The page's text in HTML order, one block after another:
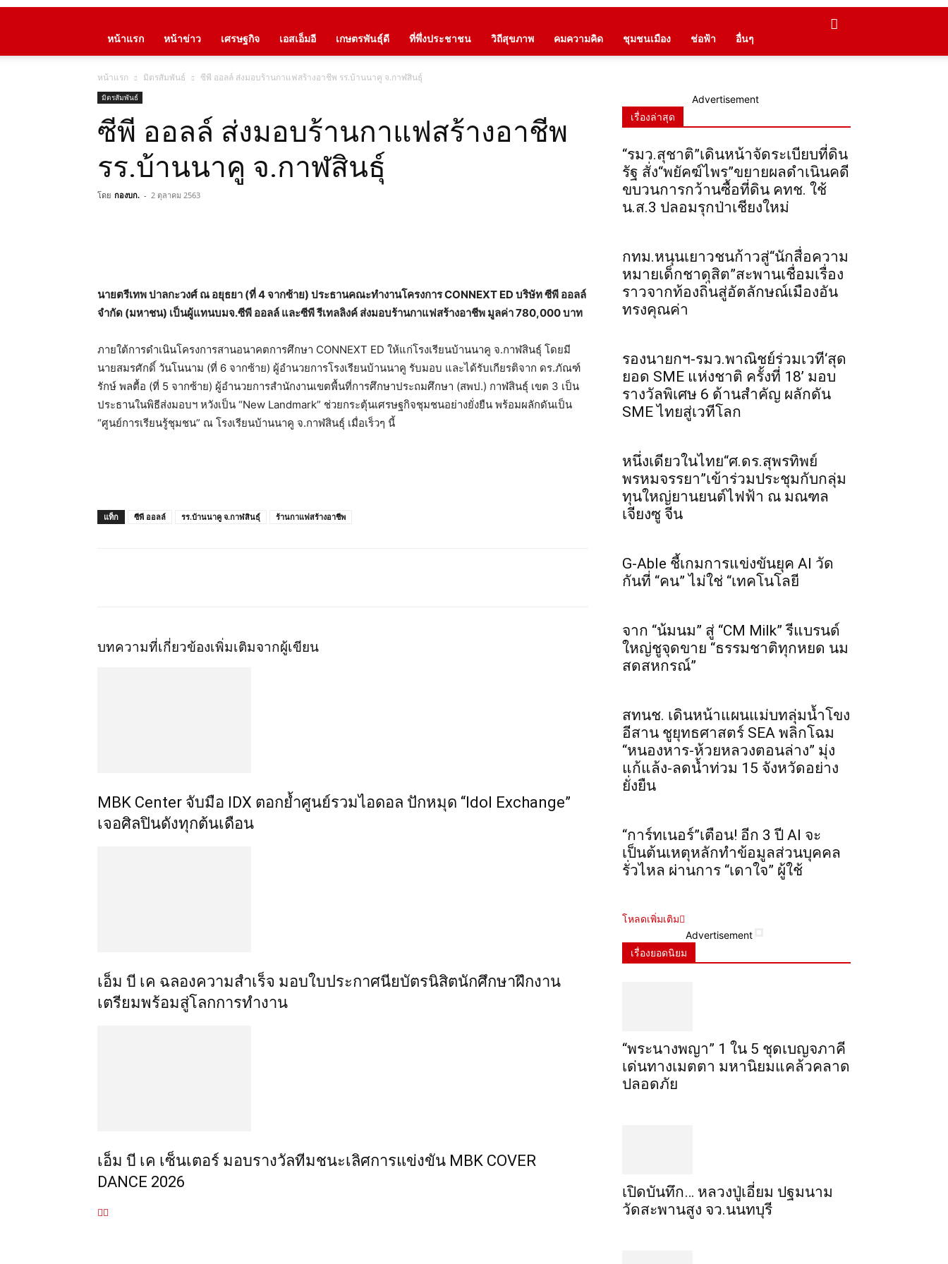
หน้าแรก หน้าข่าว เศรษฐกิจ เอสเอ็มอี เกษตรพันธุ์ดี ที่พึ่งประชาชน วิถีสุขภาพ คมความคิด ชุมชนเมือง ช่อฟ้า อื่นๆ
หน้าแรก มิตรสัมพันธ์ ซีพี ออลล์ ส่งมอบร้านกาแฟสร้างอาชีพ รร.บ้านนาคู จ.กาฬสินธุ์
มิตรสัมพันธ์
ซีพี ออลล์ ส่งมอบร้านกาแฟสร้างอาชีพ
รร.บ้านนาคู จ.กาฬสินธุ์
โดย กองบก. - 2 ตุลาคม 2563
นายตรีเทพ ปาลกะวงศ์ ณ อยุธยา (ที่ 4 จากซ้าย) ประธานคณะทำงานโครงการ CONNEXT ED บริษัท ซีพี ออลล์
จำกัด (มหาชน) เป็นผู้แทนบมจ.ซีพี ออลล์ และซีพี รีเทลลิงค์ ส่งมอบร้านกาแฟสร้างอาชีพ มูลค่า 780,000 บาท
ภายใต้การดำเนินโครงการสานอนาคตการศึกษา CONNEXT ED ให้แก่โรงเรียนบ้านนาคู จ.กาฬสินธุ์ โดยมี
นายสมรศักดิ์ วันโนนาม (ที่ 6 จากซ้าย) ผู้อำนวยการโรงเรียนบ้านนาคู รับมอบ และได้รับเกียรติจาก ดร.ภัณฑ์
รักษ์ พลตื้อ (ที่ 5 จากซ้าย) ผู้อำนวยการสำนักงานเขตพื้นที่การศึกษาประถมศึกษา (สพป.) กาฬสินธุ์ เขต 3 เป็น
ประธานในพิธีส่งมอบฯ หวังเป็น “New Landmark” ช่วยกระตุ้นเศรษฐกิจชุมชนอย่างยั่งยืน พร้อมผลักดันเป็น
“ศูนย์การเรียนรู้ชุมชน” ณ โรงเรียนบ้านนาคู จ.กาฬสินธุ์ เมื่อเร็วๆ นี้
แท็ก ซีพี ออลล์ รร.บ้านนาคู จ.กาฬสินธุ์ ร้านกาแฟสร้างอาชีพ
บทความที่เกี่ยวข้องเพิ่มเติมจากผู้เขียน
MBK Center จับมือ IDX ตอกย้ำศูนย์รวมไอดอล ปักหมุด “Idol Exchange”
เจอศิลปินดังทุกต้นเดือน
เอ็ม บี เค ฉลองความสำเร็จ มอบใบประกาศนียบัตรนิสิตนักศึกษาฝึกงาน
เตรียมพร้อมสู่โลกการทำงาน
เอ็ม บี เค เซ็นเตอร์ มอบรางวัลทีมชนะเลิศการแข่งขัน MBK COVER
DANCE 2026
Advertisement
เรื่องล่าสุด
“รมว.สุชาติ”เดินหน้าจัดระเบียบที่ดิน
รัฐ สั่ง“พยัคฆ์ไพร”ขยายผลดำเนินคดี
ขบวนการกว้านซื้อที่ดิน คทช. ใช้
น.ส.3 ปลอมรุกป่าเชียงใหม่
กทม.หนุนเยาวชนก้าวสู่“นักสื่อความ
หมายเด็กชาดุสิต”สะพานเชื่อมเรื่อง
ราวจากท้องถิ่นสู่อัตลักษณ์เมืองอัน
ทรงคุณค่า
รองนายกฯ-รมว.พาณิชย์ร่วมเวที‘สุด
ยอด SME แห่งชาติ ครั้งที่ 18’ มอบ
รางวัลพิเศษ 6 ด้านสำคัญ ผลักดัน
SME ไทยสู่เวทีโลก
หนึ่งเดียวในไทย“ศ.ดร.สุพรทิพย์
พรหมจรรยา”เข้าร่วมประชุมกับกลุ่ม
ทุนใหญ่ยานยนต์ไฟฟ้า ณ มณฑล
เจียงซู จีน
G-Able ชี้เกมการแข่งขันยุค AI วัด
กันที่ “คน” ไม่ใช่ “เทคโนโลยี
จาก “น้มนม” สู่ “CM Milk” รีแบรนด์
ใหญ่ชูจุดขาย “ธรรมชาติทุกหยด นม
สดสหกรณ์”
สทนช. เดินหน้าแผนแม่บทลุ่มน้ำโขง
อีสาน ชูยุทธศาสตร์ SEA พลิกโฉม
“หนองหาร-ห้วยหลวงตอนล่าง” มุ่ง
แก้แล้ง-ลดน้ำท่วม 15 จังหวัดอย่าง
ยั่งยืน
“การ์ทเนอร์”เตือน! อีก 3 ปี AI จะ
เป็นต้นเหตุหลักทำข้อมูลส่วนบุคคล
รั่วไหล ผ่านการ “เดาใจ” ผู้ใช้
โหลดเพิ่มเติม
Advertisement
เรื่องยอดนิยม
“พระ​นาง​พญา” 1 ใน 5​ ชุดเบญจ​ภาคี​
เด่นทางเมตตา​ มหา​นิยม​แคล้วคลาด​
ปลอดภัย​
เปิดบันทึก… หลวงปู่เอี่ยม ​ปฐม​นาม​
วัดสะพานสูง​ จว.นนทบุรี